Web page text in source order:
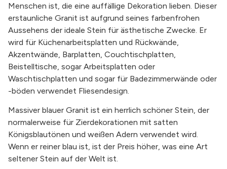
Menschen ist, die eine auffällige Dekoration lieben. Dieser
erstaunliche Granit ist aufgrund seines farbenfrohen
Aussehens der ideale Stein für ästhetische Zwecke. Er
wird für Küchenarbeitsplatten und Rückwände,
Akzentwände, Barplatten, Couchtischplatten,
Beistelltische, sogar Arbeitsplatten oder
Waschtischplatten und sogar für Badezimmerwände oder
-böden verwendet Fliesendesign.
Massiver blauer Granit ist ein herrlich schöner Stein, der
normalerweise für Zierdekorationen mit satten
Königsblautönen und weißen Adern verwendet wird.
Wenn er reiner blau ist, ist der Preis höher, was eine Art
seltener Stein auf der Welt ist.